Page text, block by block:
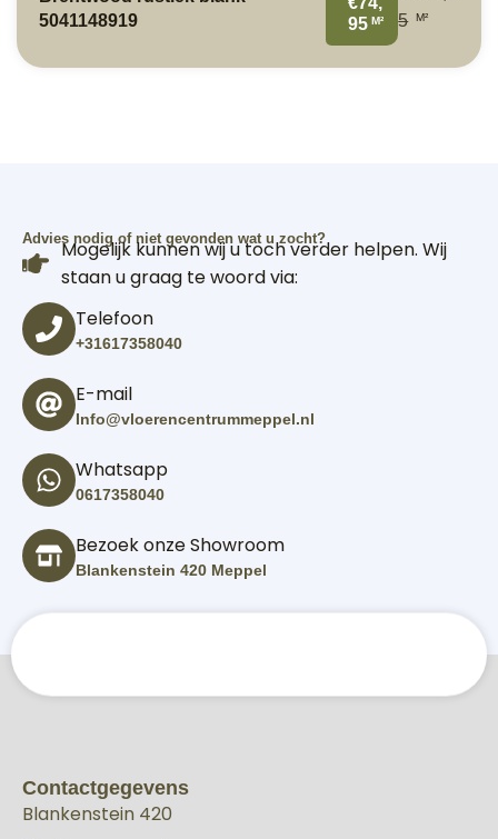
5041148919
95 M²
5
M²
Advies nodig of niet gevonden wat u zocht?
Mogelijk kunnen wij u toch verder helpen. Wij
staan u graag te woord via:
Telefoon
+31617358040
E-mail
Info@vloerencentrummeppel.nl
Whatsapp
0617358040
Bezoek onze Showroom
Blankenstein 420 Meppel
Contactgegevens
Blankenstein 420